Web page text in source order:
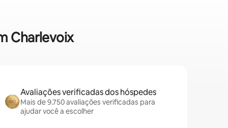
Charlevoix
Avaliações verificadas dos hóspedes
Mais de 9.750 avaliações verificadas para
ajudar você a escolher